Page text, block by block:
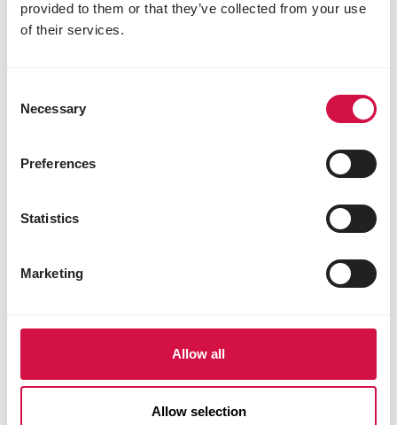
provided to them or that they’ve collected from your use
of their services.
Selection
Necessary
Preferences
Statistics
Marketing
Allow all
Allow selection
Een fret als huisdier: wat staat je te